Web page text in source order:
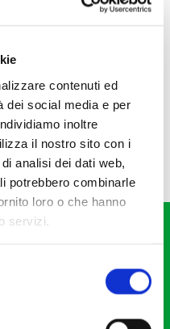
contenuti ed
dei social media e per
inoltre
il nostro sito con i
analisi dei dati web,
potrebbero combinarle
loro o che hanno
servizi.